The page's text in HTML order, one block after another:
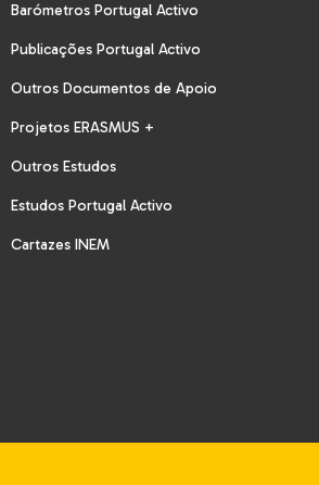
Barómetros Portugal Activo
Publicações Portugal Activo
Outros Documentos de Apoio
Projetos ERASMUS +
Outros Estudos
Estudos Portugal Activo
Cartazes INEM